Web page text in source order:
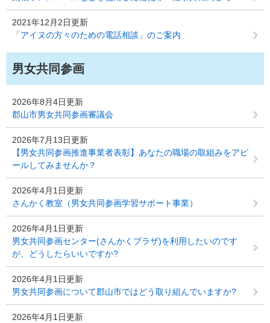
2021年12月2日更新
「アイヌの方々のための電話相談」のご案内
男女共同参画
2026年8月4日更新
郡山市男女共同参画審議会
2026年7月13日更新
【男女共同参画推進事業者表彰】あなたの職場の取組みをアピ
ールしてみませんか？
2026年4月1日更新
さんかく教室（男女共同参画学習サポート事業）
2026年4月1日更新
男女共同参画センター(さんかくプラザ)を利用したいのです
が、どうしたらいいですか?
2026年4月1日更新
男女共同参画について郡山市ではどう取り組んでいますか?
2026年4月1日更新